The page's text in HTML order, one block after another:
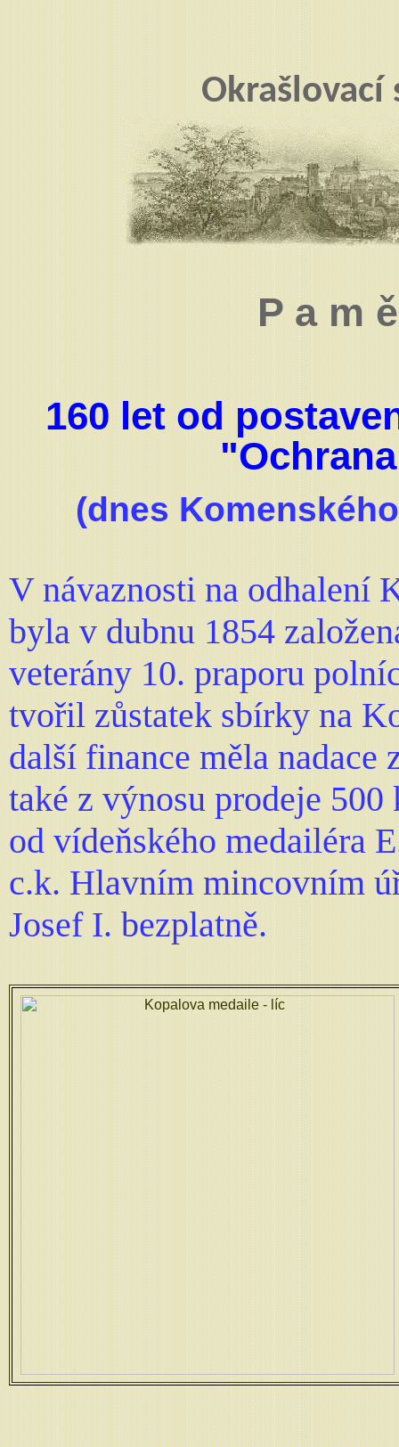
Okrašlovací
P a m
160 let od
(dnes
V návaznosti na odhalení
byla v dubnu 1854
veterány 10. praporu
tvořil zůstatek sbírky na
další finance měla
také z výnosu prodeje
od vídeňského medailéra
c.k. Hlavním mincovním
Josef I. bezplatně.